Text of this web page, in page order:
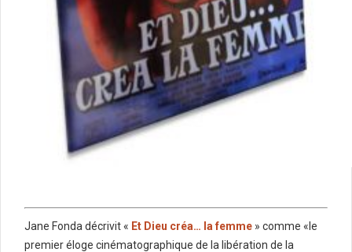
Jane Fonda décrivit « Et Dieu créa… la femme » comme «le
premier éloge cinématographique de la libération de la